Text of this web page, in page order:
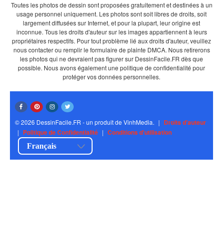
Toutes les photos de dessin sont proposées gratuitement et destinées à un
usage personnel uniquement. Les photos sont soit libres de droits, soit
largement diffusées sur Internet, et pour la plupart, leur origine est
inconnue. Tous les droits d'auteur sur les images appartiennent à leurs
propriétaires respectifs. Pour tout problème lié aux droits d'auteur, veuillez
nous contacter ou remplir le formulaire de plainte DMCA. Nous retirerons
les photos qui ne devraient pas figurer sur DessinFacile.FR dès que
possible. Nous avons également une politique de confidentialité pour
protéger vos données personnelles.
© 2026 DessinFacile.FR - un produit de VinhMedia. | Droits d'auteur
| Politique de Confidentialité | Conditions d'utilisation
Français